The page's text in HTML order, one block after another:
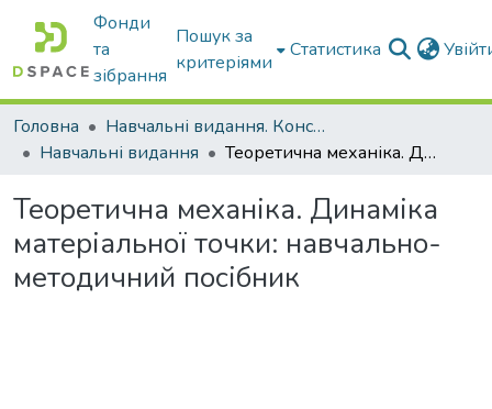
Фонди
та
зібрання
Пошук за
критеріями
Статистика
Головна
Навчальні видання. Конспекти лекцій
Навчальні видання
Теоретична механіка. Динаміка матеріальної точки: навчально-методичний посібник
Теоретична механіка. Динаміка
матеріальної точки: навчально-
методичний посібник